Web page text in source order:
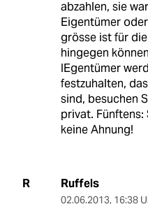
abzahlen, sie
Eigentümer
grösse ist für
hingegen
IEgentümer
festzuhalten,
sind, besuchen
privat. Fünftens:
keine Ahnung!
R Ruffels
02.06.2013, 16:38